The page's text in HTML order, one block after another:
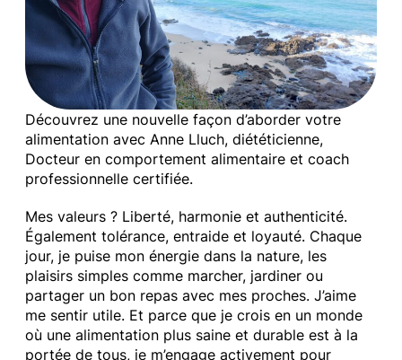
Découvrez une nouvelle façon d’aborder votre
alimentation avec Anne Lluch, diététicienne,
Docteur en comportement alimentaire et coach
professionnelle certifiée.
Mes valeurs ? Liberté, harmonie et authenticité.
Également tolérance, entraide et loyauté. Chaque
jour, je puise mon énergie dans la nature, les
plaisirs simples comme marcher, jardiner ou
partager un bon repas avec mes proches. J’aime
me sentir utile. Et parce que je crois en un monde
où une alimentation plus saine et durable est à la
portée de tous, je m’engage activement pour